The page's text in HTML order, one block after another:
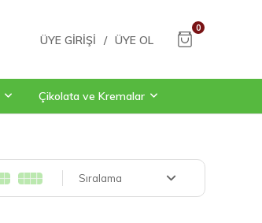
ÜYE GIRIŞI / ÜYE OL
0
Çikolata ve Kremalar
Sıralama